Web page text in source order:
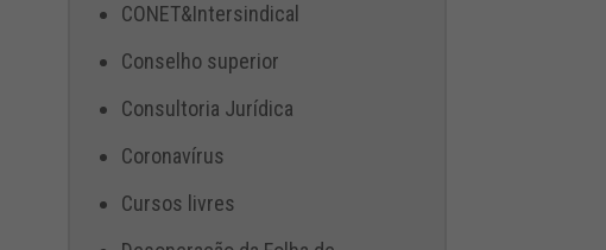
CONET&Intersindical
Conselho superior
Consultoria Jurídica
Coronavírus
Cursos livres